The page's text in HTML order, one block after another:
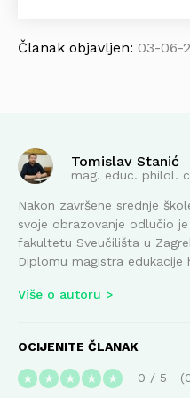
Članak objavljen: 03-06-
Tomislav Stanić
mag. educ. philol.
Nakon završene srednje
svoje obrazovanje odlučio
fakultetu Sveučilišta u
Diplomu magistra edukacije
Više o autoru
OCIJENITE ČLANAK
★ ★ ★ ★ ★ 0 / 5